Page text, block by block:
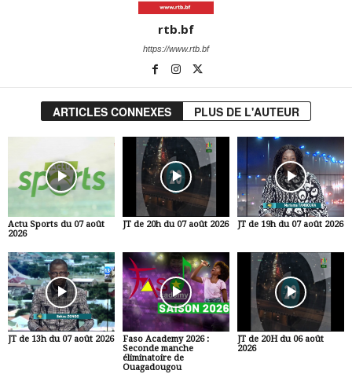
rtb.bf
https://www.rtb.bf
ARTICLES CONNEXES PLUS DE L'AUTEUR
Actu Sports du 07 août
2026
JT de 20h du 07 août 2026 JT de 19h du 07 août 2026
JT de 13h du 07 août 2026
Faso Academy 2026 :
Seconde manche
éliminatoire de
Ouagadougou
JT de 20H du 06 août
2026